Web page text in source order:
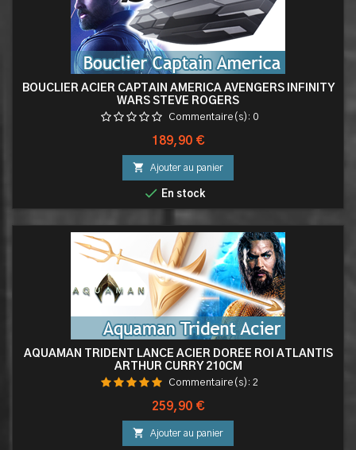
BOUCLIER ACIER CAPTAIN AMERICA AVENGERS INFINITY
WARS STEVE ROGERS
Commentaire(s): 0
Prix
189,90 €
 Ajouter au panier
 En stock
AQUAMAN TRIDENT LANCE ACIER DORÉE ROI ATLANTIS
ARTHUR CURRY 210CM
Commentaire(s): 2
Prix
259,90 €
 Ajouter au panier